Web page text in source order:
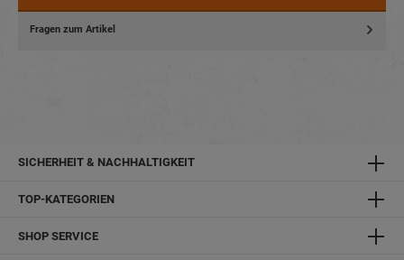
Fragen zum Artikel
SICHERHEIT & NACHHALTIGKEIT
TOP-KATEGORIEN
SHOP SERVICE